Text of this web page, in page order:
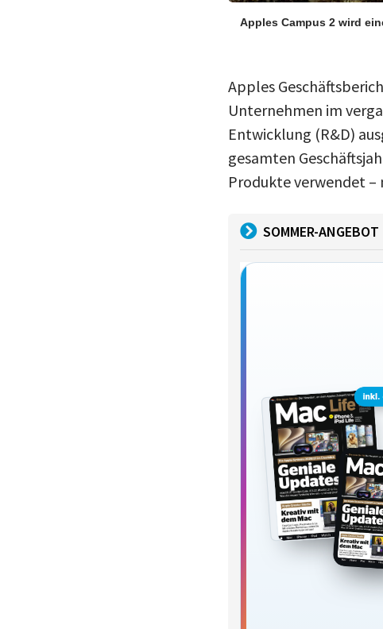
Apples Campus 2 wird
Apples
Unternehmen im
Entwicklung (R&D)
gesamten
Produkte verwendet –
SOMMER-ANGEBOT